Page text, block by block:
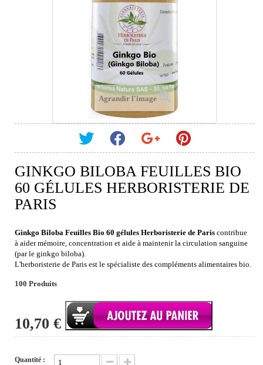
Agrandir l'image
GINKGO BILOBA FEUILLES BIO
60 GÉLULES HERBORISTERIE DE
PARIS
Ginkgo Biloba Feuilles Bio 60 gélules Herboristerie de Paris contribue
à aider mémoire, concentration et aide à maintenir la circulation sanguine
(par le ginkgo biloba).
L'herboristerie de Paris est le spécialiste des compléments alimentaires bio.
100 Produits
10,70 €
Quantité :